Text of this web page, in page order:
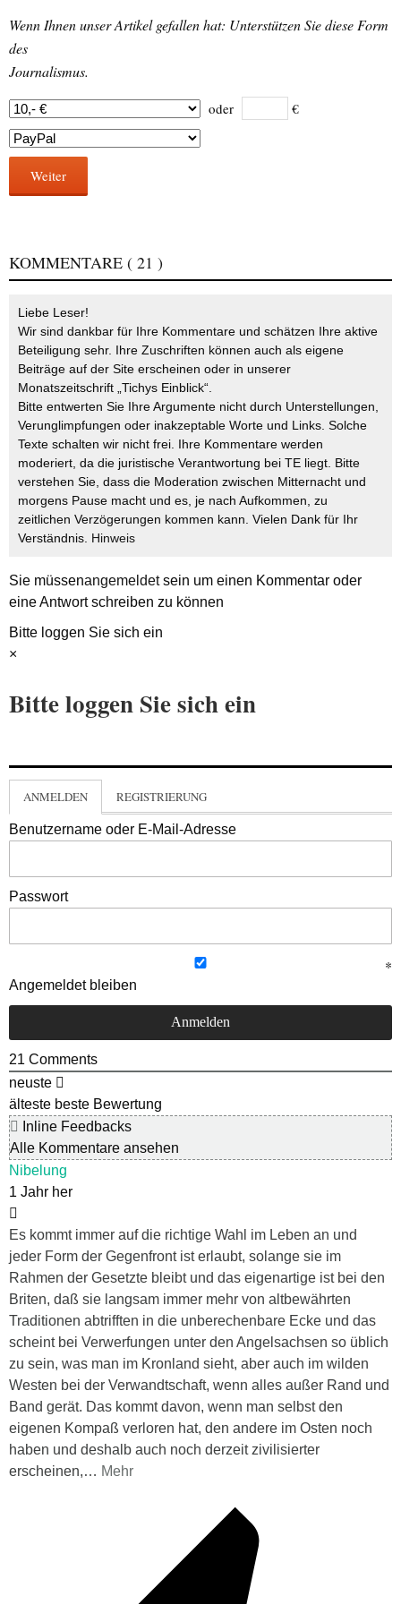
Wenn Ihnen unser Artikel gefallen hat: Unterstützen Sie diese Form
des
Journalismus.
oder €
Weiter
KOMMENTARE ( 21 )
Liebe Leser!
Wir sind dankbar für Ihre Kommentare und schätzen Ihre aktive
Beteiligung sehr. Ihre Zuschriften können auch als eigene
Beiträge auf der Site erscheinen oder in unserer
Monatszeitschrift „Tichys Einblick“.
Bitte entwerten Sie Ihre Argumente nicht durch Unterstellungen,
Verunglimpfungen oder inakzeptable Worte und Links. Solche
Texte schalten wir nicht frei. Ihre Kommentare werden
moderiert, da die juristische Verantwortung bei TE liegt. Bitte
verstehen Sie, dass die Moderation zwischen Mitternacht und
morgens Pause macht und es, je nach Aufkommen, zu
zeitlichen Verzögerungen kommen kann. Vielen Dank für Ihr
Verständnis. Hinweis
Sie müssenangemeldetsein um einen Kommentar oder
eine Antwort schreiben zu können
Bitte loggen Sie sich ein
×
Bitte loggen Sie sich ein
ANMELDEN REGISTRIERUNG
Benutzername oder E-Mail-Adresse
Passwort
Angemeldet bleiben
21 Comments
neuste
älteste beste Bewertung
Inline Feedbacks
Alle Kommentare ansehen
Nibelung
1 Jahr her
Es kommt immer auf die richtige Wahl im Leben an und
jeder Form der Gegenfront ist erlaubt, solange sie im
Rahmen der Gesetzte bleibt und das eigenartige ist bei den
Briten, daß sie langsam immer mehr von altbewährten
Traditionen abtrifften in die unberechenbare Ecke und das
scheint bei Verwerfungen unter den Angelsachsen so üblich
zu sein, was man im Kronland sieht, aber auch im wilden
Westen bei der Verwandtschaft, wenn alles außer Rand und
Band gerät. Das kommt davon, wenn man selbst den
eigenen Kompaß verloren hat, den andere im Osten noch
haben und deshalb auch noch derzeit zivilisierter
erscheinen,… Mehr